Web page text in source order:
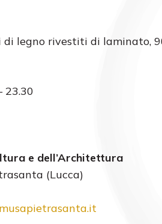
di legno rivestiti di laminato,
23.30
e dell’Architettura
(Lucca)